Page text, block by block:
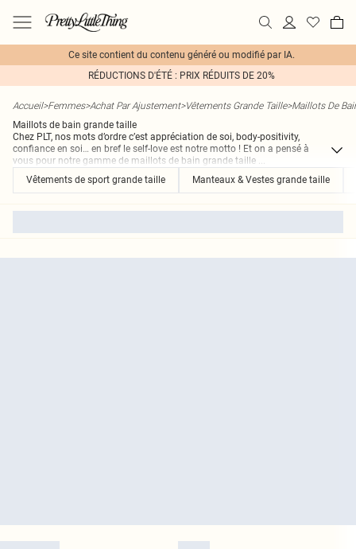
Ce site contient du contenu généré ou modifié par IA.
RÉDUCTIONS D'ÉTÉ : PRIX RÉDUITS DE 20%
Accueil>Femmes>Achat Par Ajustement>Vêtements Grande Taille>Maillots De
Maillots de bain grande taille
Chez PLT, nos mots d’ordre c’est appréciation de soi, body-positivity,
confiance en soi… en bref le self-love est notre motto ! Et on a pensé à
vous pour notre gamme de maillots de bain grande taille ...
Vêtements de sport grande taille
Manteaux & Vestes grande taille